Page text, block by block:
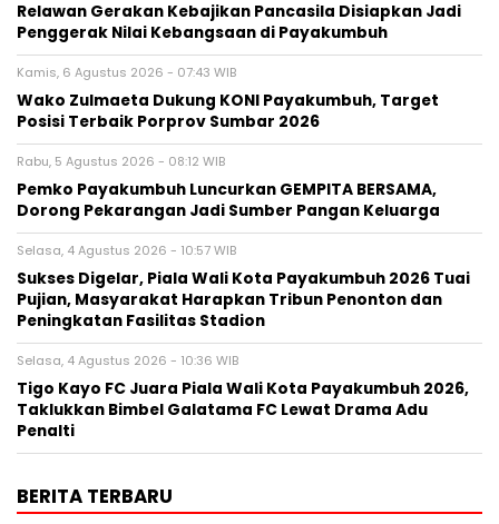
Relawan Gerakan Kebajikan Pancasila Disiapkan Jadi
Penggerak Nilai Kebangsaan di Payakumbuh
Kamis, 6 Agustus 2026 - 07:43 WIB
Wako Zulmaeta Dukung KONI Payakumbuh, Target
Posisi Terbaik Porprov Sumbar 2026
Rabu, 5 Agustus 2026 - 08:12 WIB
Pemko Payakumbuh Luncurkan GEMPITA BERSAMA,
Dorong Pekarangan Jadi Sumber Pangan Keluarga
Selasa, 4 Agustus 2026 - 10:57 WIB
Sukses Digelar, Piala Wali Kota Payakumbuh 2026 Tuai
Pujian, Masyarakat Harapkan Tribun Penonton dan
Peningkatan Fasilitas Stadion
Selasa, 4 Agustus 2026 - 10:36 WIB
Tigo Kayo FC Juara Piala Wali Kota Payakumbuh 2026,
Taklukkan Bimbel Galatama FC Lewat Drama Adu
Penalti
BERITA TERBARU